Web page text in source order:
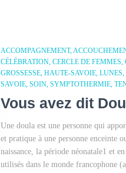
ACCOMPAGNEMENT
CÉLÉBRATION CERCLE DE FEMMES
GROSSESSE HAUTE-SAVOIE LUNES
SAVOIE SOIN SYMPTOTHERMIE
Vous avez dit
Une doula est une personne qui
et pratique à une personne enceinte
naissance, la période néonatale1 et
utilisés dans le monde francophone